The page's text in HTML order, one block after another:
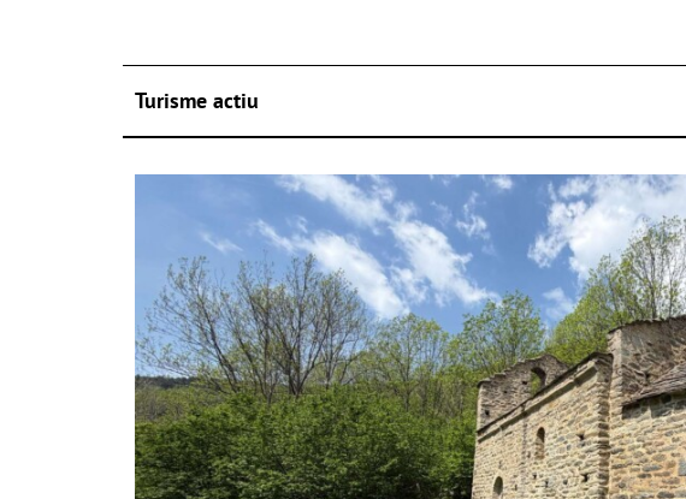
Turisme actiu